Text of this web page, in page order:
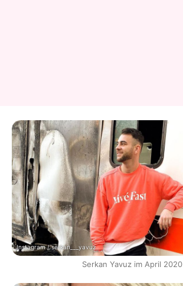
Instagram / serkan___yavuz
Serkan Yavuz im April 2020